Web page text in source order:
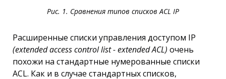
Рис. 1. Сравнения типов списков ACL IР
Расширенные списки управления доступом IP
(extended access control list - extended ACL) очень
похожи на стандартные нумерованные списки
ACL. Как и в случае стандартных списков,